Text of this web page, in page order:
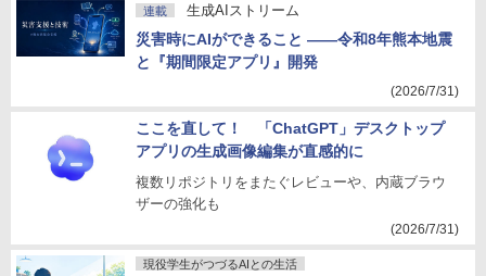
連載 生成AIストリーム
災害時にAIができること ――令和8年熊本地震
と『期間限定アプリ』開発
(2026/7/31)
ここを直して！ 「ChatGPT」デスクトップ
アプリの生成画像編集が直感的に
複数リポジトリをまたぐレビューや、内蔵ブラウ
ザーの強化も
(2026/7/31)
現役学生がつづるAIとの生活